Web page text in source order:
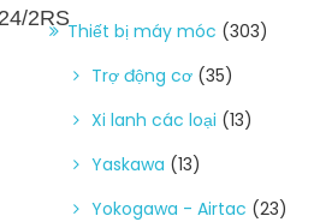
2RS
Thiết bị máy móc (303)
Trợ động cơ (35)
Xi lanh các loại (13)
Yaskawa (13)
Yokogawa - Airtac (23)